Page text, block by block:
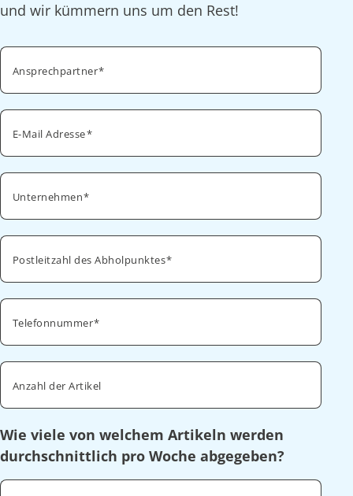
und wir kümmern uns um den Rest!
Ansprechpartner
E-Mail Adresse
Unternehmen
Postleitzahl des Abholpunktes
Telefonnummer
Anzahl der Artikel
Wie viele von welchem Artikeln werden
durchschnittlich pro Woche abgegeben?